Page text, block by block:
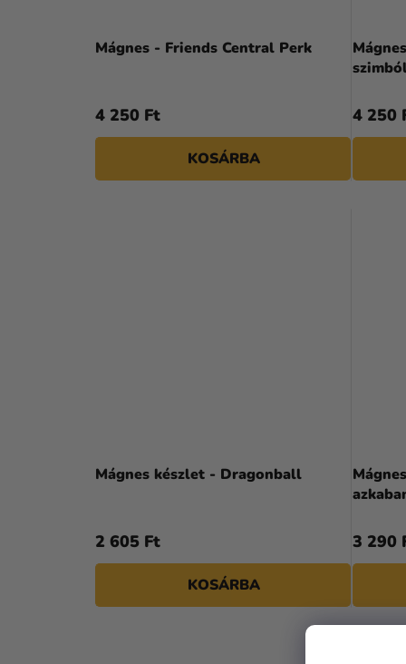
Mágnes - Friends Central Perk
4 250 Ft
KOSÁRBA
4 250
Mágnes készlet - Dragonball
2 605 Ft
KOSÁRBA
3 290